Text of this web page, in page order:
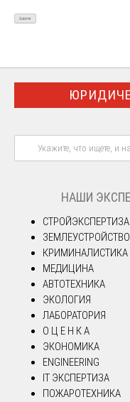
НАШИ
СТРОЙЭКСПЕРТИЗА
ЗЕМЛЕУСТРОЙСТВО
КРИМИНАЛИСТИКА
МЕДИЦИНА
АВТОТЕХНИКА
ЭКОЛОГИЯ
ЛАБОРАТОРИЯ
О Ц Е Н К А
ЭКОНОМИКА
ENGINEERING
IT ЭКСПЕРТИЗА
ПОЖАРОТЕХНИКА